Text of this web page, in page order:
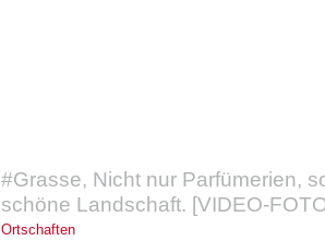
#Grasse, Nicht nur Parfümerien,
schöne Landschaft. [VIDEO-
Ortschaften